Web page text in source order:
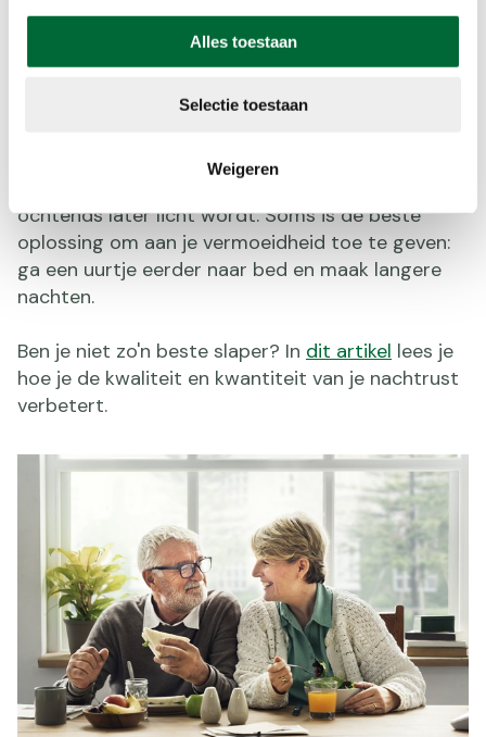
Alles toestaan
Selectie toestaan
Weigeren
Langer slapen
Heb je last van vermoeidheid en kom je ’s
melatonine is hier waarschijnlijk de oorzaak van,
ochtends later licht wordt. Soms is de beste
oplossing om aan je vermoeidheid toe te geven:
ga een uurtje eerder naar bed en maak langere
nachten.
Ben je niet zo'n beste slaper? In dit artikel lees je
hoe je de kwaliteit en kwantiteit van je nachtrust
verbetert.